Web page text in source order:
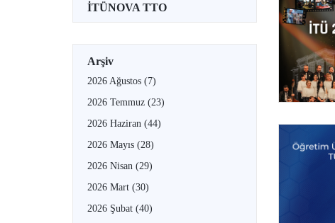
İTÜNOVA TTO
Arşiv
2026 Ağustos (7)
2026 Temmuz (23)
2026 Haziran (44)
2026 Mayıs (28)
2026 Nisan (29)
2026 Mart (30)
2026 Şubat (40)